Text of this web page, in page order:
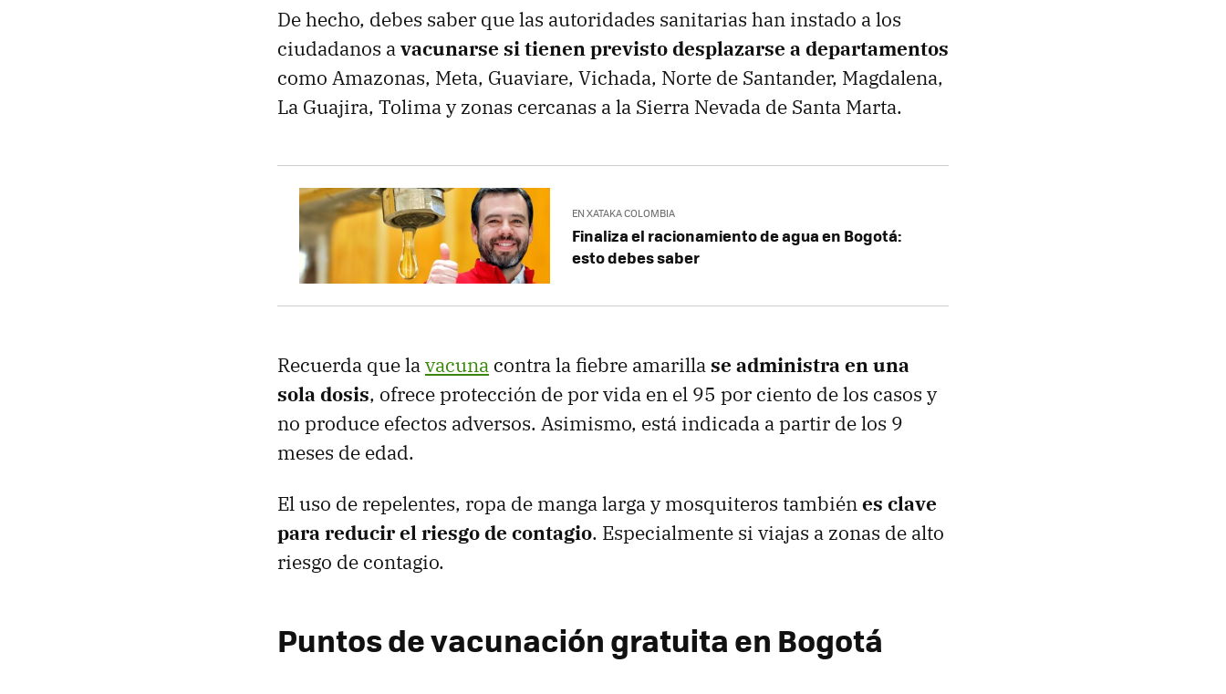
De hecho, debes saber que las autoridades sanitarias han instado a los
ciudadanos avacunarse si tienen previsto desplazarse a departamentos
como Amazonas, Meta, Guaviare, Vichada, Norte de Santander, Magdalena,
La Guajira, Tolima y zonas cercanas a la Sierra Nevada de Santa Marta.
EN XATAKA COLOMBIA
Finaliza el racionamiento de agua en Bogotá:
esto debes saber
Recuerda que lavacuna contra la fiebre amarillase administra en una
sola dosis, ofrece protección de por vida en el 95 por ciento de los casos y
no produce efectos adversos. Asimismo, está indicada a partir de los 9
meses de edad.
El uso de repelentes, ropa de manga larga y mosquiteros tambiénes clave
para reducir el riesgo de contagio. Especialmente si viajas a zonas de alto
riesgo de contagio.
Puntos de vacunación gratuita en Bogotá